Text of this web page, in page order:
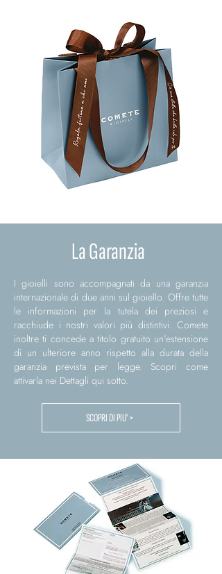
La Garanzia
I gioielli sono accompagnati da una garanzia
internazionale di due anni sul gioiello. Offre tutte
le informazioni per la tutela dei preziosi e
racchiude i nostri valori più distintivi. Comete
inoltre ti concede a titolo gratuito un'estensione
di un ulteriore anno rispetto alla durata della
garanzia prevista per legge. Scopri come
attivarla nei Dettagli qui sotto.
SCOPRI DI PIU' >